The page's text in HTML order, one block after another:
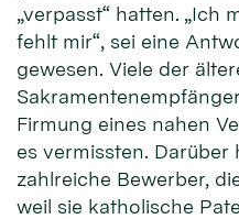
„verpasst“ hatten. „Ich
fehlt mir“, sei eine
gewesen. Viele der
Firmung eines nahen
es vermissten. Darüber
zahlreiche Bewerber,
weil sie katholische